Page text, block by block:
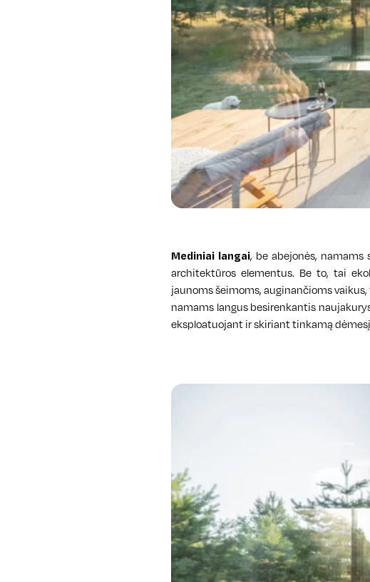
Mediniai langai, be abejonės,
architektūros elementus. Be to, tai
jaunoms šeimoms, auginančioms
namams langus besirenkantis
eksploatuojant ir skiriant tinkamą